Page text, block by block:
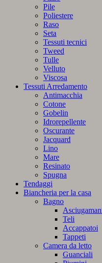
Pile
Poliestere
Raso
Seta
Tessuti tecnici
Tweed
Tulle
Velluto
Viscosa
Tessuti Arredamento
Antimacchia
Cotone
Gobelin
Idrorepellente
Oscurante
Jacquard
Lino
Mare
Resinato
Spugna
Tendaggi
Biancheria per la casa
Bagno
Teli
Accappatoi
Tappeti
Camera da letto
Guanciali